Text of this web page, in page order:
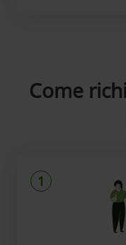
Come
1